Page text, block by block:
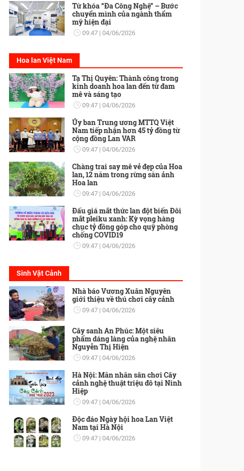
Từ khóa “Đa Công Nghệ” – Bước
chuyển mình của ngành thẩm
mỹ hiện đại
09:47 04/06/2026
Hoa lan Việt Nam
Tạ Thị Quyên: Thành công trong
kinh doanh hoa lan đến từ đam
mê và sáng tạo
09:47 04/06/2026
Ủy ban Trung ương MTTQ Việt
Nam tiếp nhận hơn 45 tỷ đồng từ
cộng đồng Lan VAR
09:47 04/06/2026
Chàng trai say mê vẻ đẹp của Hoa
lan, 12 năm trong rừng săn ảnh
Hoa lan
09:47 04/06/2026
Đấu giá mắt thức lan đột biến Đôi
mắt pleiku xanh: Kỳ vọng hàng
chục tỷ đồng góp cho quỹ phòng
chống COVID19
09:47 04/06/2026
Sinh Vật Cảnh
Nhà báo Vương Xuân Nguyên
giới thiệu về thú chơi cây cảnh
09:47 04/06/2026
Cây sanh An Phúc: Một siêu
phẩm dáng làng của nghệ nhân
Nguyễn Thị Hiện
09:47 04/06/2026
Hà Nội: Mãn nhãn sân chơi Cây
cảnh nghệ thuật triệu đô tại Ninh
Hiệp
09:47 04/06/2026
Độc đáo Ngày hội hoa Lan Việt
Nam tại Hà Nội
09:47 04/06/2026